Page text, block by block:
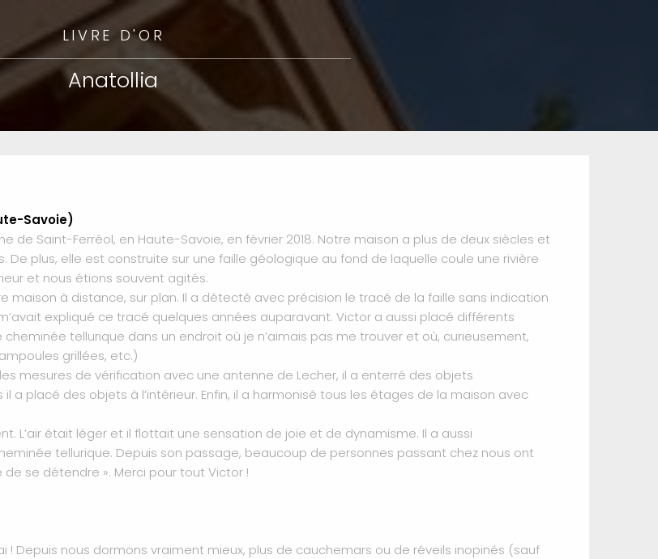
LIVRE D'OR
Anatollia
Savoie)
de Saint-Ferréol, en Haute-Savoie, en février 2018. Notre maison a plus de deux siècles et
plus, elle est construite sur une faille géologique au fond de laquelle coule une rivière
et nous étions souvent agités.
à distance, sur plan. Il a détecté avec précision le tracé de la faille sans indication
expliqué ce tracé quelques années auparavant. Victor a aussi placé différents
tellurique dans un endroit où je n’aimais pas me trouver et où, curieusement,
grillées, etc.)
mesures de vérification avec une antenne de Lecher, il a enterré des objets
a placé des objets à l’intérieur. Enfin, il a harmonisé tous les étages de la maison avec
L’air était léger et il flottait une sensation de joie et de dynamisme. Il a aussi
tellurique. Depuis son passage, beaucoup de personnes passant chez nous ont
se détendre ». Merci pour tout Victor !
! Depuis nous dormons vraiment mieux, plus de cauchemars ou de réveils inopinés (sauf